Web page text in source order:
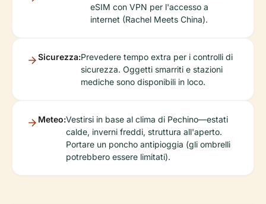
eSIM con VPN per l'accesso a
internet (Rachel Meets China).
Sicurezza:Prevedere tempo extra per i controlli di
sicurezza. Oggetti smarriti e stazioni
mediche sono disponibili in loco.
Meteo:Vestirsi in base al clima di Pechino—estati
calde, inverni freddi, struttura all'aperto.
Portare un poncho antipioggia (gli ombrelli
potrebbero essere limitati).